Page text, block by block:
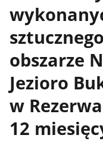
obszarze
Jezioro
w
12